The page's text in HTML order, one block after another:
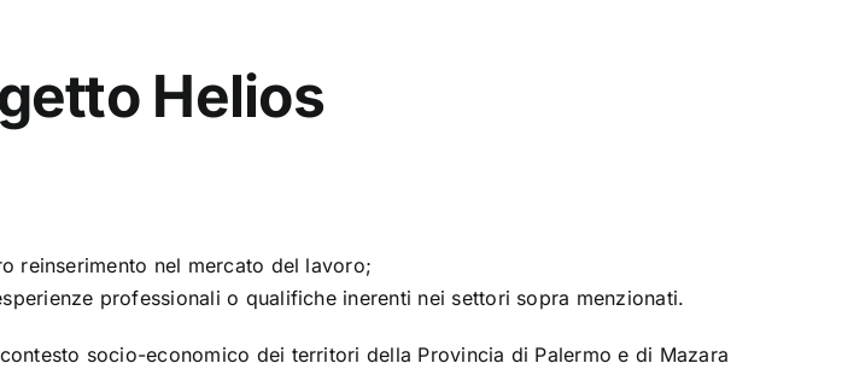
Helios
reinserimento nel mercato del lavoro;
professionali o qualifiche inerenti nei settori sopra menzionati.
socio-economico dei territori della Provincia di Palermo e di Mazara